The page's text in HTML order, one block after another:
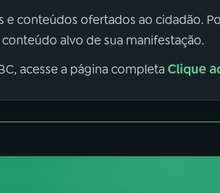
e conteúdos ofertados ao cidadão.
alvo de sua manifestação.
acesse a página completaClique